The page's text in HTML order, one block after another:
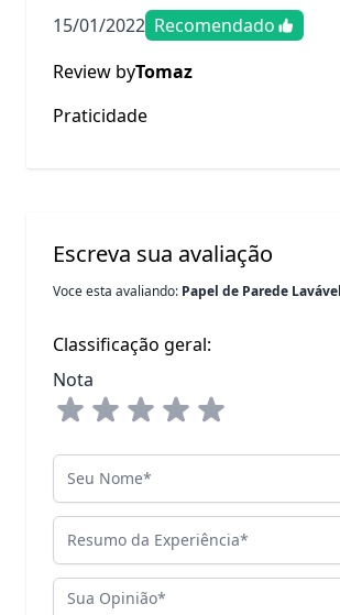
15/01/2022 Recomendado
Review byTomaz
Praticidade
Escreva sua avaliação
Voce esta avaliando: Papel de Parede
Classificação geral:
Nota
Seu Nome
Resumo da Experiência
Sua Opinião